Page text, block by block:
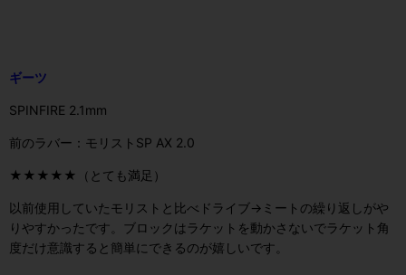
ギーツ
SPINFIRE 2.1mm
前のラバー：モリストSP AX 2.0
★★★★★（とても満足）
以前使用していたモリストと比べドライブ→ミートの繰り返しがや
りやすかったです。ブロックはラケットを動かさないでラケット角
度だけ意識すると簡単にできるのが嬉しいです。